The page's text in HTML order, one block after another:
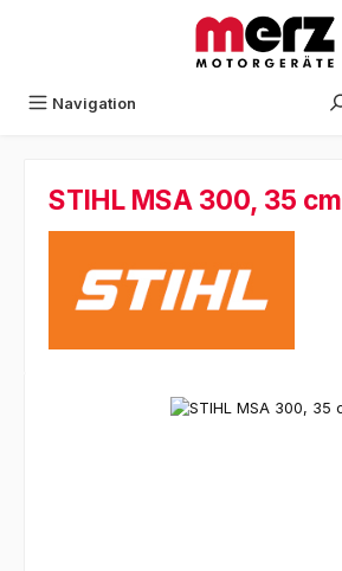
Navigation
STIHL MSA 300, 35 cm
Bildergalerie überspringen